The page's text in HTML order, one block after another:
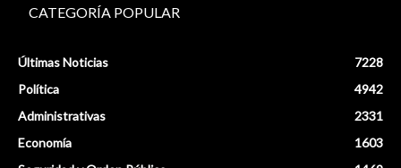
CATEGORÍA POPULAR
Últimas Noticias
7228
Política
4942
Administrativas
2331
Economía
1603